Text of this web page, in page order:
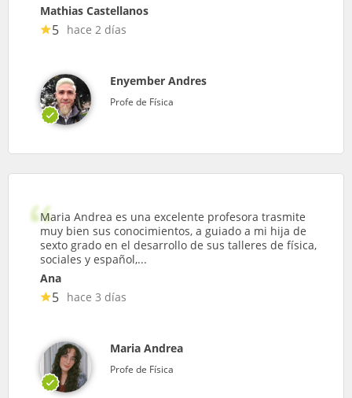
Mathias Castellanos
5 hace 2 días
Enyember Andres
Profe de Física
Maria Andrea es una excelente profesora trasmite
muy bien sus conocimientos, a guiado a mi hija de
sexto grado en el desarrollo de sus talleres de física,
sociales y español,...
Ana
5 hace 3 días
Maria Andrea
Profe de Física